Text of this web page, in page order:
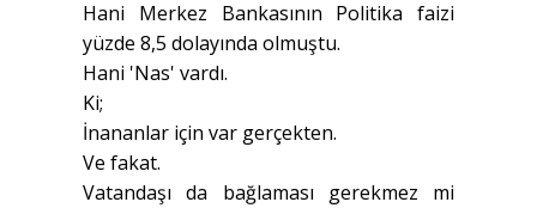
Hani Merkez Bankasının Politika faizi
yüzde 8,5 dolayında olmuştu.
Hani 'Nas' vardı.
Ki;
İnananlar için var gerçekten.
Ve fakat.
Vatandaşı da bağlaması gerekmez mi